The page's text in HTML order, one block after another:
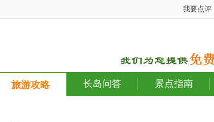
我要点评
旅游攻略 长岛问答 景点指南